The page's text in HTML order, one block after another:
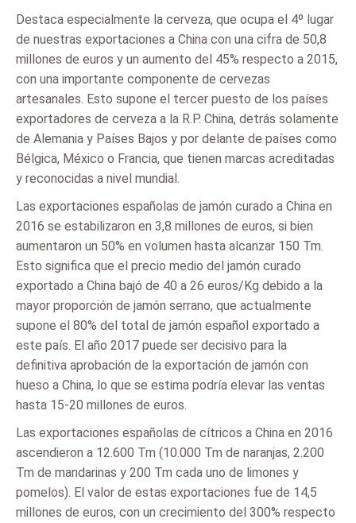
Destaca especialmente la cerveza, que ocupa el 4º lugar
de nuestras exportaciones a China con una cifra de 50,8
millones de euros y un aumento del 45% respecto a 2015,
con una importante componente de cervezas
artesanales. Esto supone el tercer puesto de los países
exportadores de cerveza a la R.P. China, detrás solamente
de Alemania y Países Bajos y por delante de países como
Bélgica, México o Francia, que tienen marcas acreditadas
y reconocidas a nivel mundial.
Las exportaciones españolas de jamón curado a China en
2016 se estabilizaron en 3,8 millones de euros, si bien
aumentaron un 50% en volumen hasta alcanzar 150 Tm.
Esto significa que el precio medio del jamón curado
exportado a China bajó de 40 a 26 euros/Kg debido a la
mayor proporción de jamón serrano, que actualmente
supone el 80% del total de jamón español exportado a
este país. El año 2017 puede ser decisivo para la
definitiva aprobación de la exportación de jamón con
hueso a China, lo que se estima podría elevar las ventas
hasta 15-20 millones de euros.
Las exportaciones españolas de cítricos a China en 2016
ascendieron a 12.600 Tm (10.000 Tm de naranjas, 2.200
Tm de mandarinas y 200 Tm cada uno de limones y
pomelos). El valor de estas exportaciones fue de 14,5
millones de euros, con un crecimiento del 300% respecto